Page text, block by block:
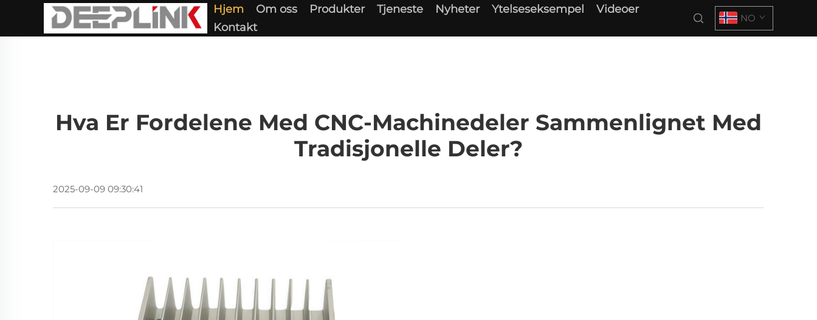
Hjem Om oss Produkter Tjeneste Nyheter Ytelseseksempel
Videoer
Kontakt
NO
Hva Er Fordelene Med CNC-Machinedeler Sammenlignet Med
Tradisjonelle Deler?
2025-09-09 09:30:41